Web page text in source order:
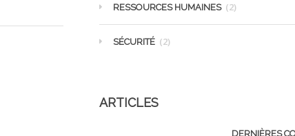
RESSOURCES HUMAINES (2)
SÉCURITÉ (2)
ARTICLES
DERNIÈRES